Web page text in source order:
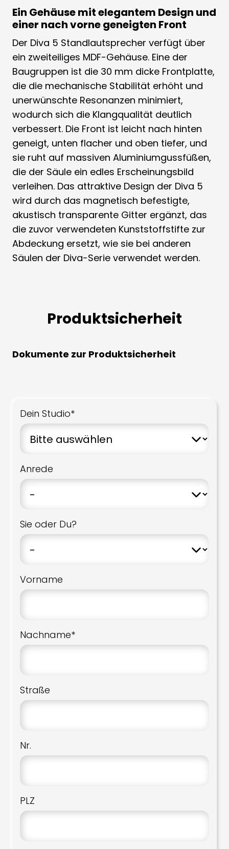
Ein Gehäuse mit elegantem Design und
einer nach vorne geneigten Front
Der Diva 5 Standlautsprecher verfügt über
ein zweiteiliges MDF-Gehäuse. Eine der
Baugruppen ist die 30 mm dicke Frontplatte,
die die mechanische Stabilität erhöht und
unerwünschte Resonanzen minimiert,
wodurch sich die Klangqualität deutlich
verbessert. Die Front ist leicht nach hinten
geneigt, unten flacher und oben tiefer, und
sie ruht auf massiven Aluminiumgussfüßen,
die der Säule ein edles Erscheinungsbild
verleihen. Das attraktive Design der Diva 5
wird durch das magnetisch befestigte,
akustisch transparente Gitter ergänzt, das
die zuvor verwendeten Kunststoffstifte zur
Abdeckung ersetzt, wie sie bei anderen
Säulen der Diva-Serie verwendet werden.
Produktsicherheit
Dokumente zur Produktsicherheit
Dein Studio*
Anrede
Sie oder Du?
Vorname
Nachname*
Straße
Nr.
PLZ